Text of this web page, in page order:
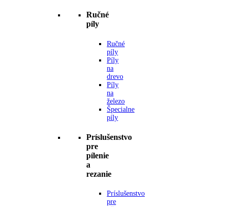
Ručné
píly
Ručné
píly
Píly
na
drevo
Píly
na
železo
Špecialne
píly
Príslušenstvo
pre
pílenie
a
rezanie
Príslušenstvo
pre